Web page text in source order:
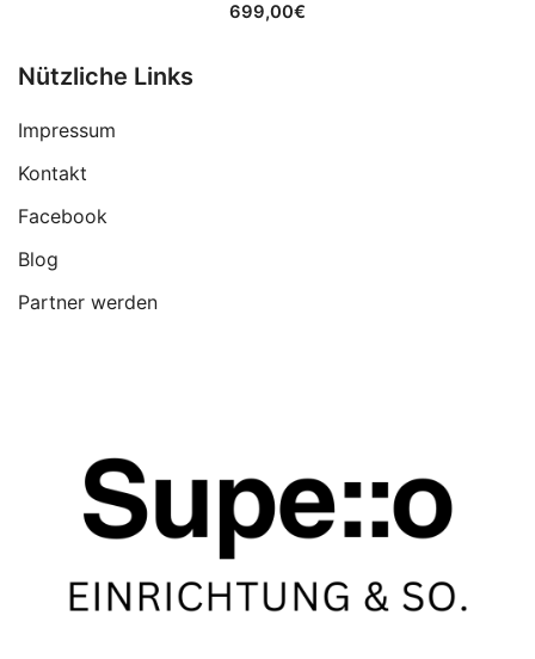
699,00€
Nützliche Links
Impressum
Kontakt
Facebook
Blog
Partner werden